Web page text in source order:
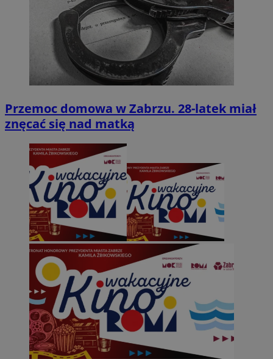
Przemoc domowa w Zabrzu. 28-latek miał
znęcać się nad matką